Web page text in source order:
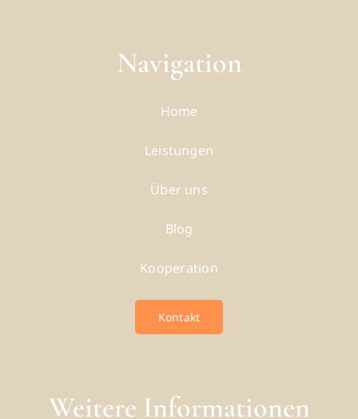
Navigation
Home
Leistungen
Über uns
Blog
Kooperation
Kontakt
Weitere Informationen